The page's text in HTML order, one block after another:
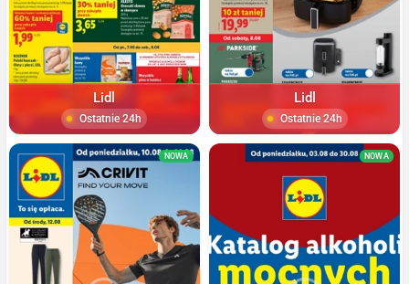
Lidl
Ostatnie 24h
Lidl
Ostatnie 24h
NOWA NOWA